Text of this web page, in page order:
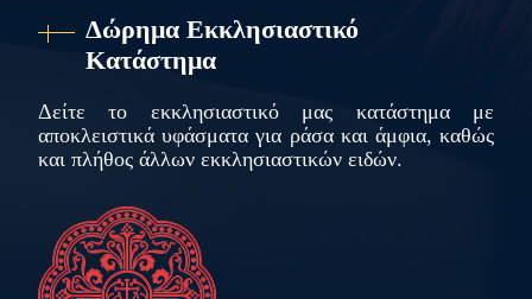
Δώρημα Εκκλησιαστικό
Κατάστημα
Δείτε το εκκλησιαστικό μας κατάστημα με
αποκλειστικά υφάσματα για ράσα και άμφια, καθώς
και πλήθος άλλων εκκλησιαστικών ειδών.